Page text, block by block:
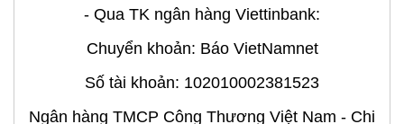
- Qua TK ngân hàng Viettinbank:
Chuyển khoản: Báo VietNamnet
Số tài khoản: 102010002381523
Ngân hàng TMCP Công Thương Việt Nam - Chi